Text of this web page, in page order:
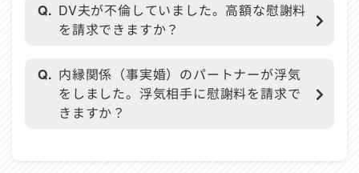
Q. DV夫が不倫していました。高額な慰謝料
を請求できますか？
Q. 内縁関係（事実婚）のパートナーが浮気
をしました。浮気相手に慰謝料を請求で
きますか？